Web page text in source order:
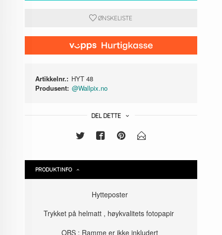
ØNSKELISTE
Artikkelnr.: HYT 48
Produsent: @Wallpix.no
DEL DETTE
PRODUKTINFO
Hytteposter
Trykket på helmatt , høykvalitets fotopapir
OBS : Ramme er ikke inkludert